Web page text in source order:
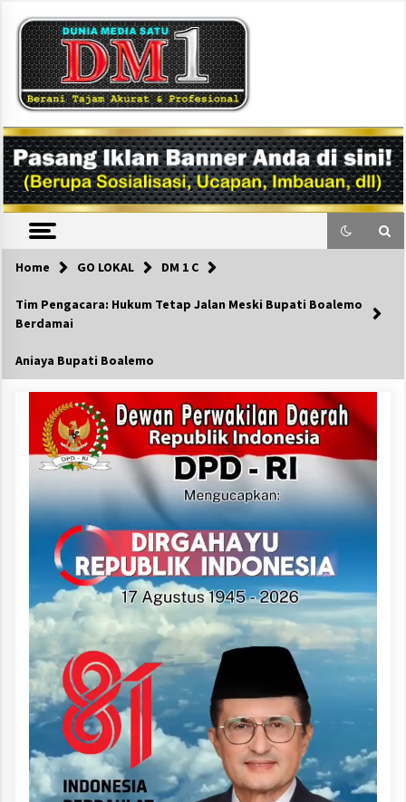
content
DM1
Home GO LOKAL DM 1 C
Tim Pengacara: Hukum Tetap Jalan Meski Bupati Boalemo
Berdamai
Aniaya Bupati Boalemo